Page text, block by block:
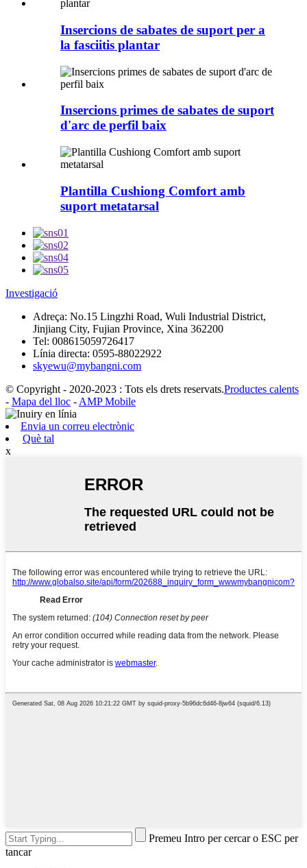
Insercions de sabates de suport per a
la fasciitis plantar
Insercions primes de sabates de suport
d'arc de perfil baix
Plantilla Cushiong Comfort amb
suport metatarsal
Investigació
Adreça: No.15 Lingzhi Road, Wuli Industrial District,
Jinjiang City, Fujian Province, Xina 362200
Tel: 008615059726417
Línia directa: 0595-88022922
skyewu@mybangni.com
© Copyright - 2020-2023 : Tots els drets reservats.Productes calents
- Mapa del lloc - AMP Mobile
Envia un correu electrònic
Què tal
x
Premeu Intro per cercar o ESC per
tancar